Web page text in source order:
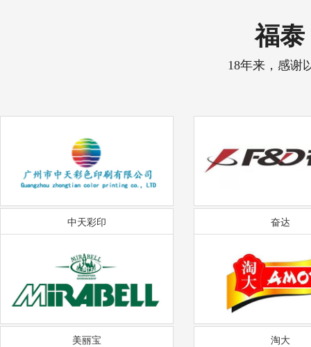
福泰
18年来，感谢
中天彩印 奋达
美丽宝 淘大